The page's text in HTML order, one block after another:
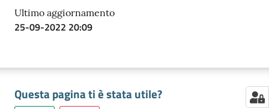
Sala
Stampa
Seguici
su
Ultimo aggiornamento
25-09-2022 20:09
Questa pagina ti è stata utile?